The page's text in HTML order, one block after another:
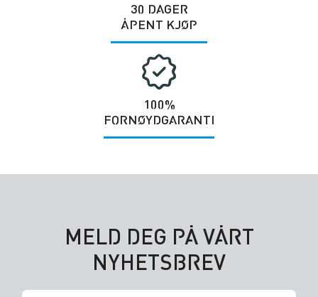
30 DAGER
ÅPENT KJØP
100%
FORNØYDGARANTI
MELD DEG PÅ VÅRT
NYHETSBREV